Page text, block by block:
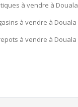
à vendre à Douala
à vendre à Douala
à vendre à Douala